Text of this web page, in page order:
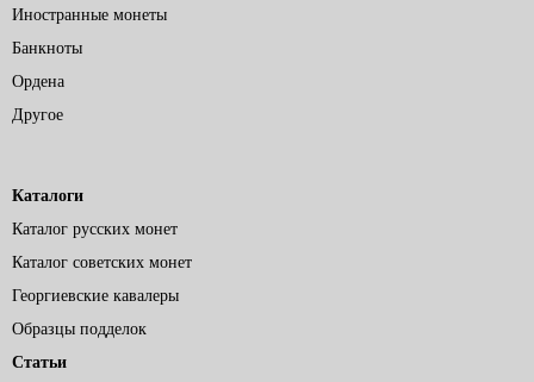
Иностранные монеты
Банкноты
Ордена
Другое
Каталоги
Каталог русских монет
Каталог советских монет
Георгиевские кавалеры
Образцы подделок
Статьи